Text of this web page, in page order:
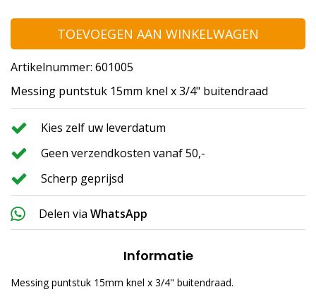
TOEVOEGEN AAN WINKELWAGEN
Artikelnummer: 601005
Messing puntstuk 15mm knel x 3/4" buitendraad
Kies zelf uw leverdatum
Geen verzendkosten vanaf 50,-
Scherp geprijsd
Delen via WhatsApp
Informatie
Messing puntstuk 15mm knel x 3/4" buitendraad.